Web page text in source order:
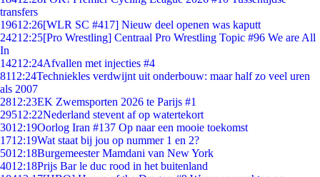
transfers
19612:26[WLR SC #417] Nieuw deel openen was kaputt
24212:25[Pro Wrestling] Centraal Pro Wrestling Topic #96 We are All
In
14212:24Afvallen met injecties #4
8112:24Techniekles verdwijnt uit onderbouw: maar half zo veel uren
als 2007
2812:23EK Zwemsporten 2026 te Parijs #1
29512:22Nederland stevent af op watertekort
3012:19Oorlog Iran #137 Op naar een mooie toekomst
1712:19Wat staat bij jou op nummer 1 en 2?
5012:18Burgemeester Mamdani van New York
4012:18Prijs Bar le duc rood in het buitenland